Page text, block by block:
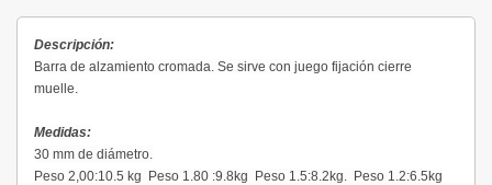
Descripción:
Barra de alzamiento cromada. Se sirve con juego fijación cierre
muelle.
Medidas:
30 mm de diámetro.
Peso 2,00:10.5 kg Peso 1.80 :9.8kg Peso 1.5:8.2kg. Peso 1.2:6.5kg